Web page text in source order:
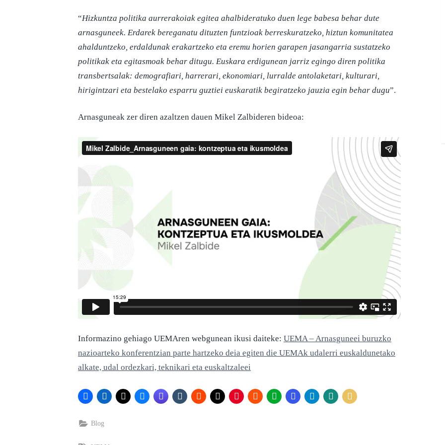
“Hizkuntza politika aurrerakoiak egitea ahalbideratuko duen lege babesa behar dute
arnasguneek. Erdarek bereganatu dituzten funtzioak berreskuratzeko, hiztun komunitatea
ahalduntzeko, erdaldunak erakartzeko eta eremu horien garapen jasangarria sustatzeko
politikak eta egitasmoak behar ditugu. Euskara erdigunean jarriz egingo diren politika
transbertsalak: demografiari, harrerari, ekonomiari, lurralde antolaketari, kulturari,
hirigintzari eta bestelako esparru guztiei euskaratik begiratzeko jauzia egin behar dugu”.
Arnasguneak zer diren azaltzen dauen Mikel Zalbideren bideoa:
Informazino gehiago UEMAren webgunean ikusi daiteke: UEMA – Arnasguneei buruzko
nazioarteko konferentzian parte hartzeko deia egiten die UEMAk udalerri euskaldunetako
alkate, udal ordezkari, teknikari eta euskaltzaleei
Blog